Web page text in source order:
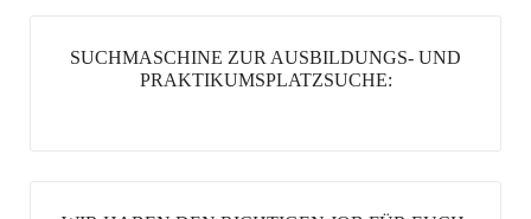
SUCHMASCHINE ZUR AUSBILDUNGS- UND
PRAKTIKUMSPLATZSUCHE: